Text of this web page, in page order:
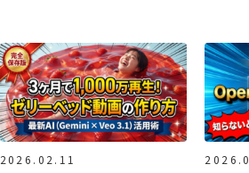
2026.02.11